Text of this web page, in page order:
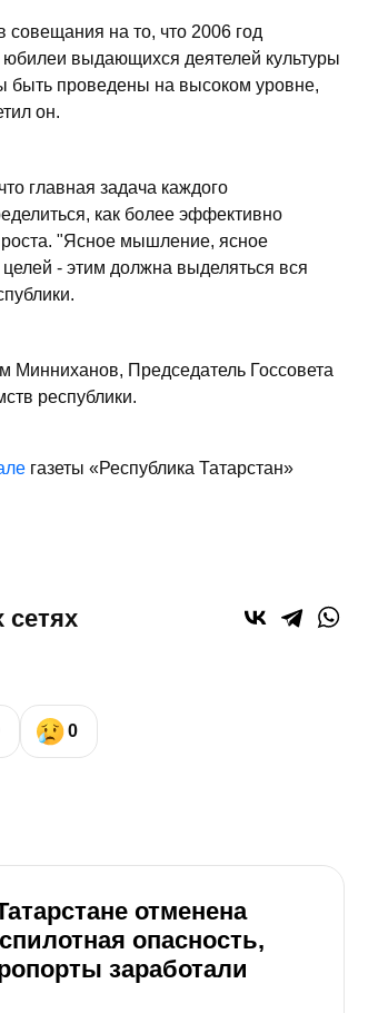
совещания на то, что 2006 год
выдающихся деятелей культуры
быть проведены на высоком уровне,
он.
главная задача каждого
как более эффективно
"Ясное мышление, ясное
- этим должна выделяться вся
Минниханов, Председатель Госсовета
республики.
газеты «Республика Татарстан»
0
отменена
опасность,
заработали